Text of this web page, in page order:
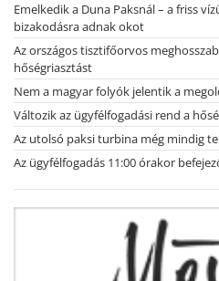
Emelkedik a Duna Paksnál – a friss
bizakodásra adnak okot
Az országos tisztifőorvos
hőségriasztást
Nem a magyar folyók jelentik a
Változik az ügyfélfogadási rend a
Az utolsó paksi turbina még mindig
Az ügyfélfogadás 11:00 órakor